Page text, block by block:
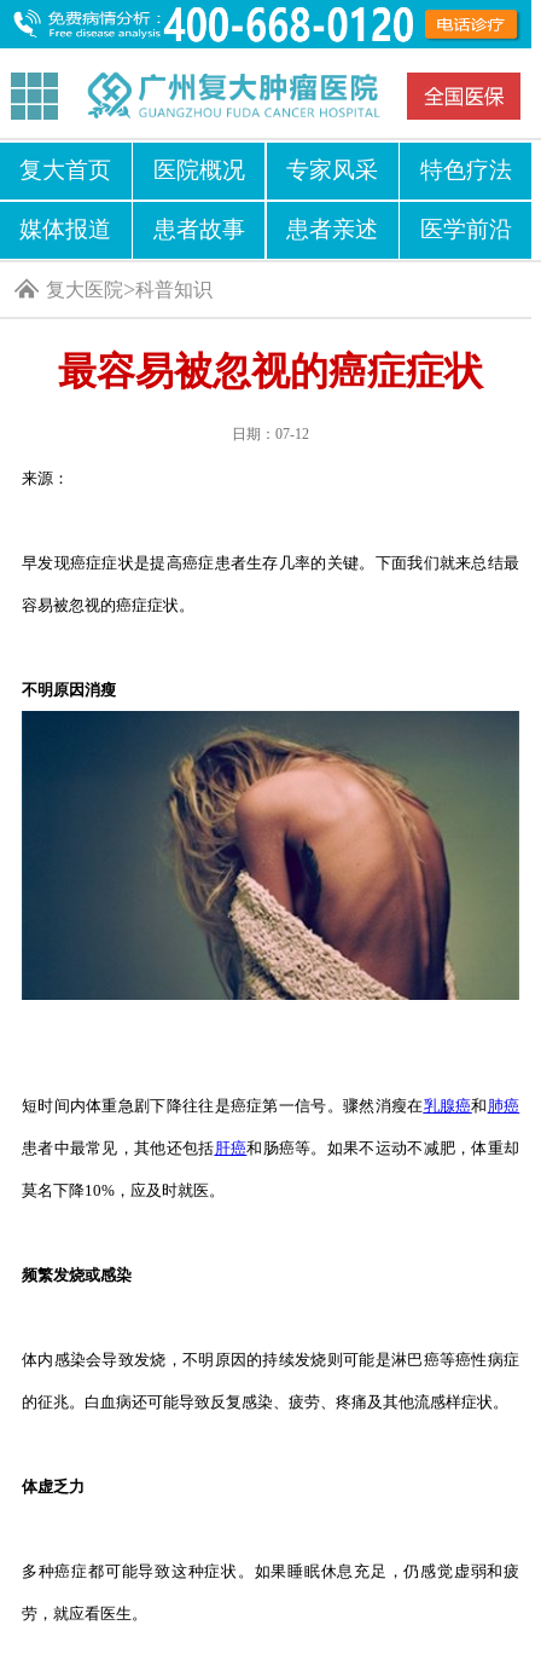
复大首页 医院概况 专家风采 特色疗法
媒体报道 患者故事 患者亲述 医学前沿
复大医院>科普知识
最容易被忽视的癌症症状
日期：07-12
来源：
早发现癌症症状是提高癌症患者生存几率的关键。下面我们就来总结最
容易被忽视的癌症症状。
不明原因消瘦
短时间内体重急剧下降往往是癌症第一信号。骤然消瘦在乳腺癌和 肺癌
患者中最常见，其他还包括 肝癌和肠癌等。如果不运动不减肥，体重却
莫名下降10%，应及时就医。
频繁发烧或感染
体内感染会导致发烧，不明原因的持续发烧则可能是淋巴癌等癌性病症
的征兆。白血病还可能导致反复感染、疲劳、疼痛及其他流感样症状。
体虚乏力
多种癌症都可能导致这种症状。如果睡眠休息充足，仍感觉虚弱和疲
劳，就应看医生。